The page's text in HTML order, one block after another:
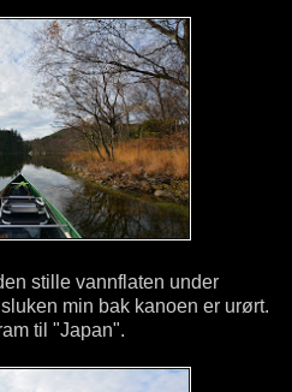
stille vannflaten under
min bak kanoen er urørt.
til "Japan".